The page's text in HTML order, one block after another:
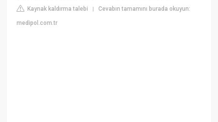
Kaynak kaldırma talebi |Cevabın tamamını burada okuyun:
medipol.com.tr